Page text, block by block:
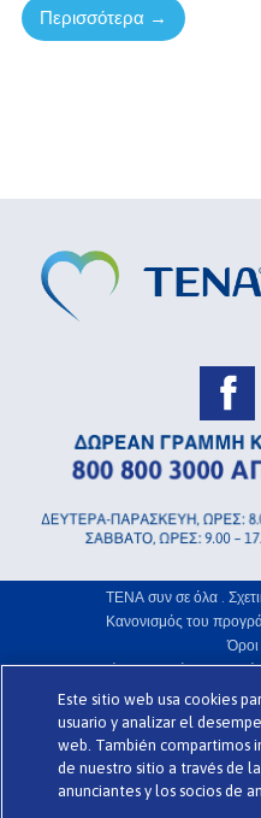
Περισσότερα →
ΤΕΝΑ συν σε όλα .
Κανονισμός του
Πολιτική Προστασίας
Την ιστοσελίδα σχεδίασε η web
Este sitio web usa cookies
usuario y analizar el
web. También compartimos
de nuestro sitio a través de
anunciantes y los socios de